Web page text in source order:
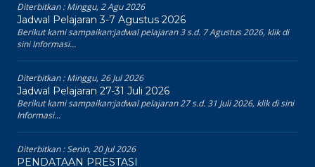
Diterbitkan :Minggu, 2 Agu 2026
Jadwal Pelajaran 3-7 Agustus 2026
Berikut kami sampaikan:jadwal pelajaran 3 s.d. 7 Agustus 2026, klik di
sini Informasi...
Diterbitkan :Minggu, 26 Jul 2026
Jadwal Pelajaran 27-31 Juli 2026
Berikut kami sampaikan:jadwal pelajaran 27 s.d. 31 Juli 2026, klik di sini
Informasi...
Diterbitkan :Senin, 20 Jul 2026
PENDATAAN PRESTASI